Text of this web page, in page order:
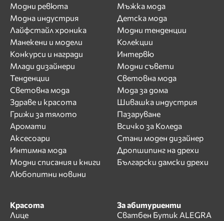
Модни ревюта
Модна индустрия
Лайфстайл хроника
Манекени и модели
Конкурси и награди
Млади дизайнери
Тенденции
Световна мода
Здраве и красота
Грижи за тялото
Аромати
Аксесоари
Интимна мода
Модни списания и книги
Любопитни новини
Мъжка мода
Детска мода
Модни тенденции
Колекции
Интервю
Модни съвети
Световна мода
Мода за дома
Шивашка индустрия
Пазаруване
Всичко за Коледа
Стани моден дизайнер
Дропшипинг на дрехи
Български дамски дрехи
Красота
Лице
За абитуриенти
Сватбен Бутик ALEGRA